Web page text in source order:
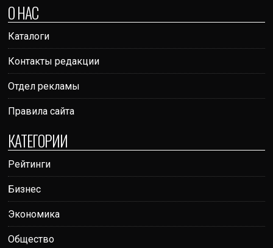
О НАС
Каталоги
Контакты редакции
Отдел рекламы
Правила сайта
КАТЕГОРИИ
Рейтинги
Бизнес
Экономика
Общество